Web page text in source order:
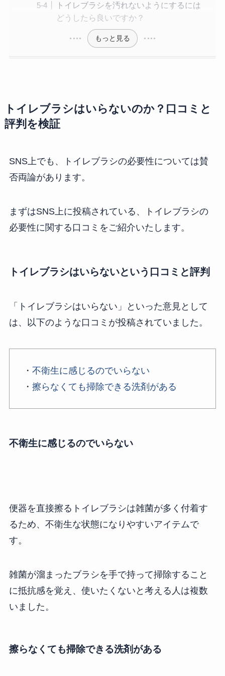
トイレブラシを汚れないようにするには
どうしたら良いですか？
もっと見る
トイレブラシはいらないのか？口コミと
評判を検証
SNS上でも、トイレブラシの必要性については賛
否両論があります。
まずはSNS上に投稿されている、トイレブラシの
必要性に関する口コミをご紹介いたします。
トイレブラシはいらないという口コミと評判
「トイレブラシはいらない」といった意見として
は、以下のような口コミが投稿されていました。
・ 不衛生に感じるのでいらない
・ 擦らなくても掃除できる洗剤がある
不衛生に感じるのでいらない
便器を直接擦るトイレブラシは雑菌が多く付着す
るため、不衛生な状態になりやすいアイテムで
す。
雑菌が溜まったブラシを手で持って掃除すること
に抵抗感を覚え、使いたくないと考える人は複数
いました。
擦らなくても掃除できる洗剤がある